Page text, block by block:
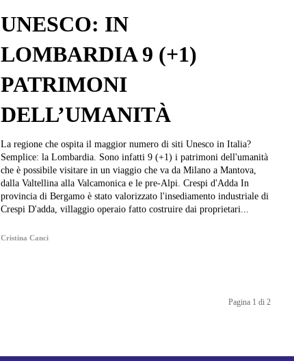
UNESCO: IN
LOMBARDIA 9 (+1)
PATRIMONI
DELL’UMANITÀ
La regione che ospita il maggior numero di siti Unesco in Italia?
Semplice: la Lombardia. Sono infatti 9 (+1) i patrimoni dell'umanità
che è possibile visitare in un viaggio che va da Milano a Mantova,
dalla Valtellina alla Valcamonica e le pre-Alpi. Crespi d'Adda In
provincia di Bergamo è stato valorizzato l'insediamento industriale di
Crespi D'adda, villaggio operaio fatto costruire dai proprietari...
Cristina Canci
Pagina 1 di 2